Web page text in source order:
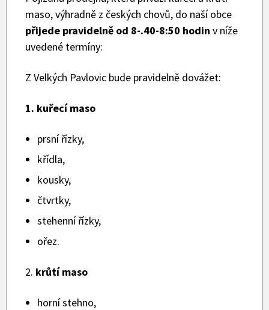
maso, výhradně z českých chovů, do naší obce
přijede pravidelně od 8-.40-8:50 hodin v níže
uvedené termíny:
Z Velkých Pavlovic bude pravidelně dovážet:
1. kuřecí maso
prsní řízky,
křídla,
kousky,
čtvrtky,
stehenní řízky,
ořez.
2. krůtí maso
horní stehno,